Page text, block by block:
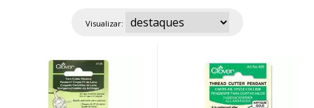
muita segurança ao acessório. São fáceis de manusear e podem ser
usados num cordão estando sempre a mãos na hora de executar o
Visualizar: